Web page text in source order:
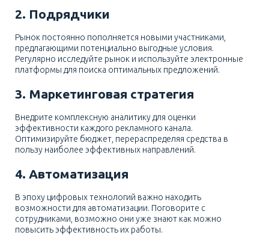
Новости
Контакты
+7 (495) 161-03-01
Россия +7 (800) 333-23-72
2. Подрядчики
Рынок постоянно пополняется новыми участниками,
предлагающими потенциально выгодные условия.
Регулярно исследуйте рынок и используйте электронные
платформы для поиска оптимальных предложений.
3. Маркетинговая стратегия
Внедрите комплексную аналитику для оценки
эффективности каждого рекламного канала.
Оптимизируйте бюджет, перераспределяя средства в
пользу наиболее эффективных направлений.
4. Автоматизация
В эпоху цифровых технологий важно находить
возможности для автоматизации. Поговорите с
сотрудниками, возможно они уже знают как можно
повысить эффективность их работы.